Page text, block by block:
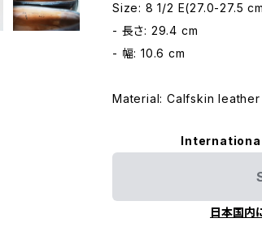
Size: 8 1/2 E(27.0-27.5
- 長さ: 29.4 cm
- 幅: 10.6 cm
Material: Calfskin leather
日本国内